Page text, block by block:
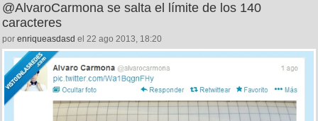
@AlvaroCarmona se salta el límite de los 140
caracteres
por enriqueasdasd el 22 ago 2013, 18:20